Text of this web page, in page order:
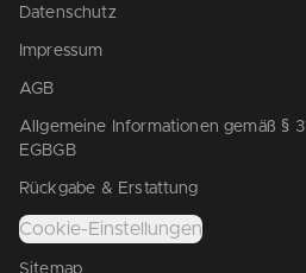
Datenschutz
Impressum
AGB
Allgemeine Informationen gemäß §
EGBGB
Rückgabe & Erstattung
Cookie-Einstellungen